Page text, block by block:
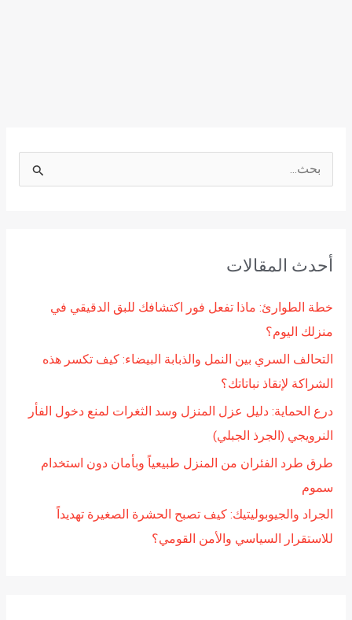
ث
أحدث المقالات
خطة الطوارئ: ماذا تفعل فور اكتشافك للبق الدقيقي في
منزلك اليوم؟
التحالف السري بين النمل والذبابة البيضاء: كيف تكسر هذه
الشراكة لإنقاذ نباتاتك؟
درع الحماية: دليل عزل المنزل وسد الثغرات لمنع دخول الفأر
النرويجي (الجرذ الجبلي)
طرق طرد الفئران من المنزل طبيعياً وبأمان دون استخدام
سموم
الجراد والجيوبوليتيك: كيف تصبح الحشرة الصغيرة تهديداً
للاستقرار السياسي والأمن القومي؟